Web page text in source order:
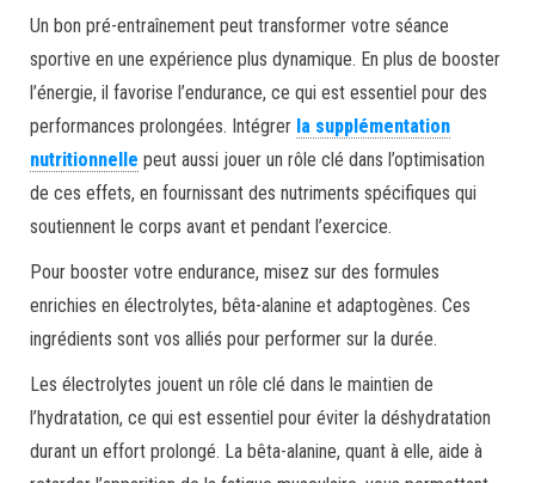
Un bon pré-entraînement peut transformer votre séance
sportive en une expérience plus dynamique. En plus de booster
l’énergie, il favorise l’endurance, ce qui est essentiel pour des
performances prolongées. Intégrer la supplémentation
nutritionnelle peut aussi jouer un rôle clé dans l’optimisation
de ces effets, en fournissant des nutriments spécifiques qui
soutiennent le corps avant et pendant l’exercice.
Pour booster votre endurance, misez sur des formules
enrichies en électrolytes, bêta-alanine et adaptogènes. Ces
ingrédients sont vos alliés pour performer sur la durée.
Les électrolytes jouent un rôle clé dans le maintien de
l’hydratation, ce qui est essentiel pour éviter la déshydratation
durant un effort prolongé. La bêta-alanine, quant à elle, aide à